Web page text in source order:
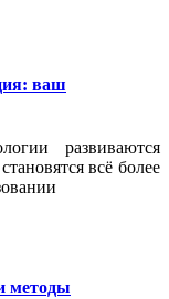
ваш
развиваются
всё более
методы